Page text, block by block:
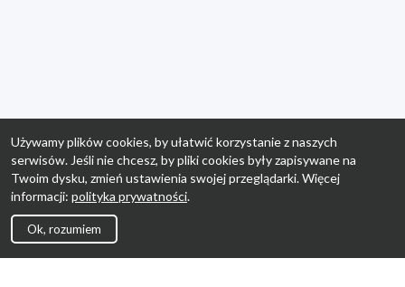
Używamy plików cookies, by ułatwić korzystanie z naszych
serwisów. Jeśli nie chcesz, by pliki cookies były zapisywane na
Twoim dysku, zmień ustawienia swojej przeglądarki. Więcej
informacji: polityka prywatności.
Ok, rozumiem